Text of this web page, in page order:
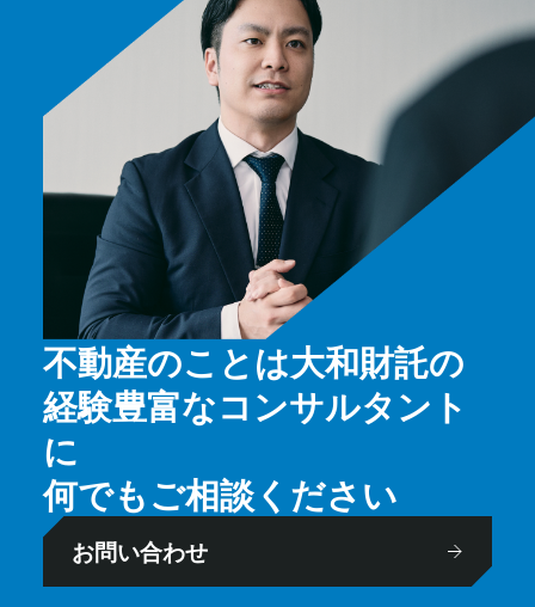
不動産のことは大和財託の
経験豊富なコンサルタント
に
何でもご相談ください
お問い合わせ